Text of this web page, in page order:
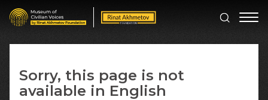
Sorry, this page is not
available in English